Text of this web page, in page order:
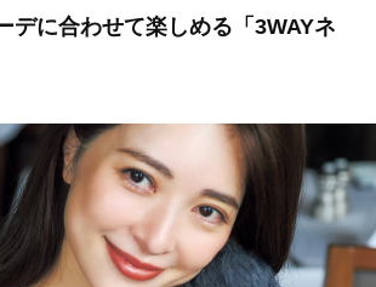
に合わせて楽しめる「3WAYネ